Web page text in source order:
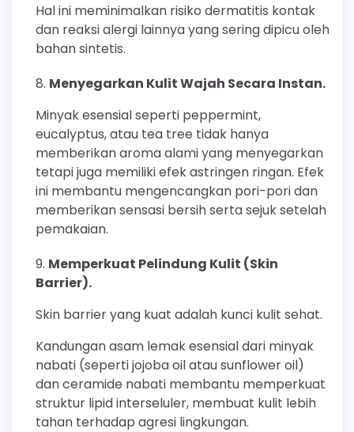
Hal ini meminimalkan risiko dermatitis kontak
dan reaksi alergi lainnya yang sering dipicu oleh
bahan sintetis.
Menyegarkan Kulit Wajah Secara Instan.
Minyak esensial seperti peppermint,
eucalyptus, atau tea tree tidak hanya
memberikan aroma alami yang menyegarkan
tetapi juga memiliki efek astringen ringan. Efek
ini membantu mengencangkan pori-pori dan
memberikan sensasi bersih serta sejuk setelah
pemakaian.
Memperkuat Pelindung Kulit (Skin
Barrier).
Skin barrier yang kuat adalah kunci kulit sehat.
Kandungan asam lemak esensial dari minyak
nabati (seperti jojoba oil atau sunflower oil)
dan ceramide nabati membantu memperkuat
struktur lipid interseluler, membuat kulit lebih
tahan terhadap agresi lingkungan.